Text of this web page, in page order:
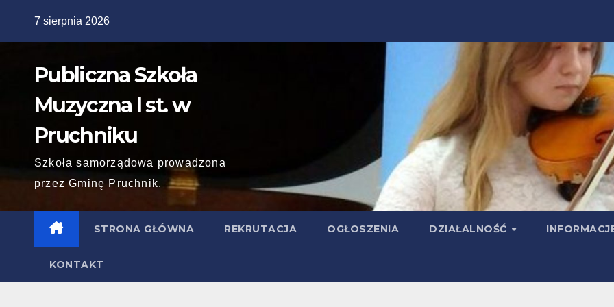
7 sierpnia 2026
Publiczna Szkoła
Muzyczna I st. w
Pruchniku
Szkoła samorządowa prowadzona
przez Gminę Pruchnik.
STRONA GŁÓWNA REKRUTACJA OGŁOSZENIA DZIAŁALNOŚĆ
KONTAKT